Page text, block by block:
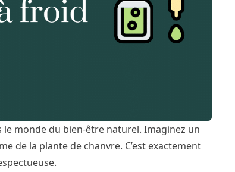
le monde du bien-être naturel. Imaginez un
de la plante de chanvre. C’est exactement